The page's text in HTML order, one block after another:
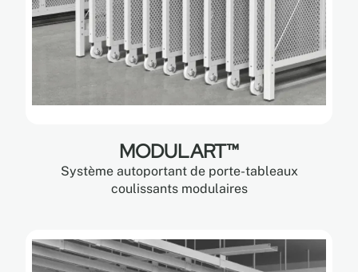
MODULART™
Système autoportant de porte-tableaux
coulissants modulaires